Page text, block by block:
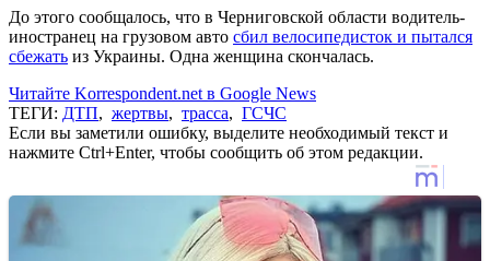
До этого сообщалось, что в Черниговской области водитель-
иностранец на грузовом авто сбил велосипедисток и пытался
сбежать из Украины. Одна женщина скончалась.
Читайте Korrespondent.net в Google News
ТЕГИ: ДТП, жертвы, трасса, ГСЧС
Если вы заметили ошибку, выделите необходимый текст и
нажмите Ctrl+Enter, чтобы сообщить об этом редакции.